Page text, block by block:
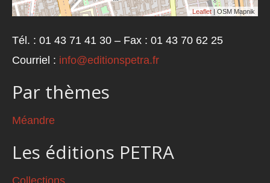
Leaflet | OSM Mapnik
Tél. : 01 43 71 41 30 – Fax : 01 43 70 62 25
Courriel : info@editionspetra.fr
Par thèmes
Méandre
Les éditions PETRA
Collections